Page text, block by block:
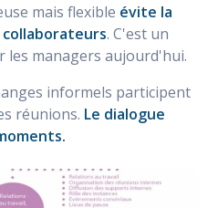
mais flexible évite la
. C'est un
managers aujourd'hui.
informels participent
réunions. Le dialogue